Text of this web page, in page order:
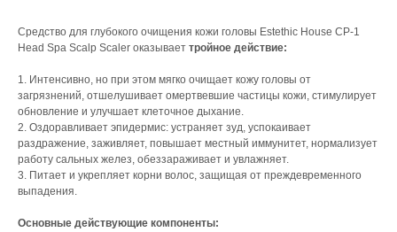
Средство для глубокого очищения кожи головы Estethic House CP-1
Head Spa Scalp Scaler оказывает тройное действие:
1. Интенсивно, но при этом мягко очищает кожу головы от
загрязнений, отшелушивает омертвевшие частицы кожи, стимулирует
обновление и улучшает клеточное дыхание.
2. Оздоравливает эпидермис: устраняет зуд, успокаивает
раздражение, заживляет, повышает местный иммунитет, нормализует
работу сальных желез, обеззараживает и увлажняет.
3. Питает и укрепляет корни волос, защищая от преждевременного
выпадения.
Основные действующие компоненты: